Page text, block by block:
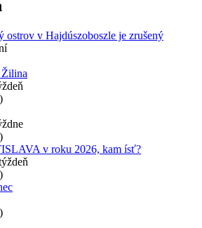
ostrov v Hajdúszoboszle je zrušený
v roku 2026, kam ísť?